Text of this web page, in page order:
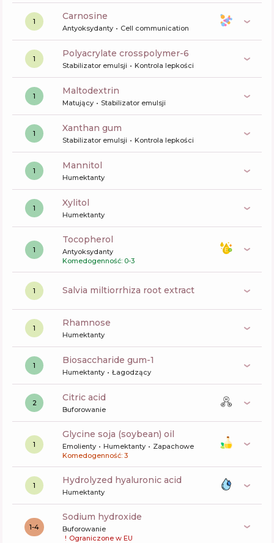
1 carnosine
Antyoksydanty Cell communication
1 polyacrylate crosspolymer-6
Stabilizator emulsji Kontrola lepkości
1 maltodextrin
Matujący Stabilizator emulsji
1 xanthan gum
Stabilizator emulsji Kontrola lepkości
1 mannitol
Humektanty
1 xylitol
Humektanty
1
tocopherol
Antyoksydanty
Komedogenność: 0-3
1 salvia miltiorrhiza root extract
1 rhamnose
Humektanty
1 biosaccharide gum-1
Humektanty Łagodzący
2 citric acid
Buforowanie
1
glycine soja (soybean) oil
Emolienty Humektanty
Zapachowe
Komedogenność: 3
1 hydrolyzed hyaluronic acid
Humektanty
1-4
sodium hydroxide
Buforowanie
! Ograniczone w EU